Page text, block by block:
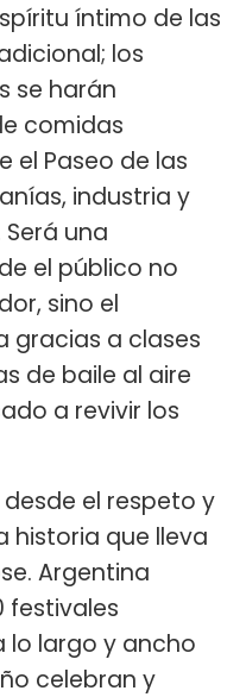
íntimo de las
los
se harán
comidas
el Paseo de las
industria y
una
el público no
sino el
gracias a clases
de baile al aire
a revivir los
el respeto y
historia que lleva
Argentina
festivales
lo largo y ancho
celebran y